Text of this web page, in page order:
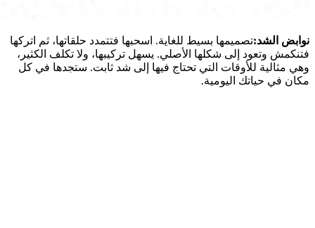
نوابض الشد:تصميمها بسيط للغاية. اسحبها فتتمدد حلقاتها، ثم اتركها
فتنكمش وتعود إلى شكلها الأصلي. يسهل تركيبها، ولا تكلف الكثير،
وهي مثالية للأوقات التي تحتاج فيها إلى شد ثابت. ستجدها في كل
مكان في حياتك اليومية.